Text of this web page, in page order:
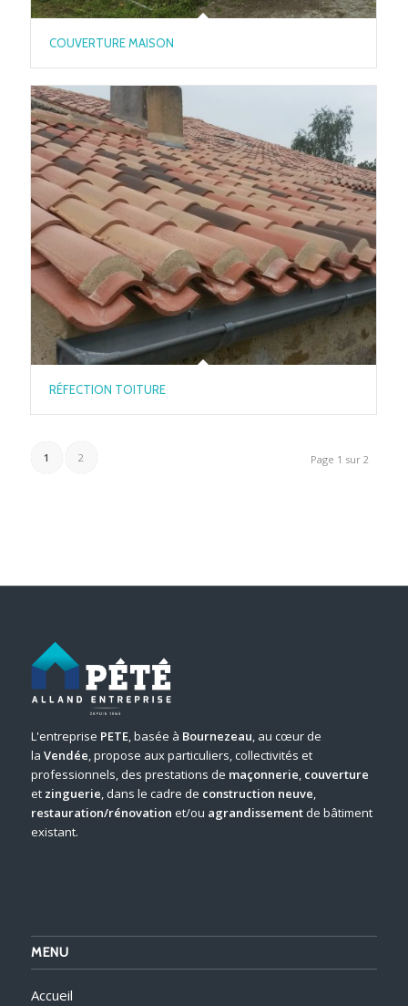
COUVERTURE MAISON
RÉFECTION TOITURE
Page 1 sur 2
1 2
L'entreprise PETE, basée à Bournezeau, au cœur de
la Vendée, propose aux particuliers, collectivités et
professionnels, des prestations de maçonnerie, couverture
et zinguerie, dans le cadre de construction neuve,
restauration/rénovation et/ou agrandissementde bâtiment
existant.
MENU
Accueil